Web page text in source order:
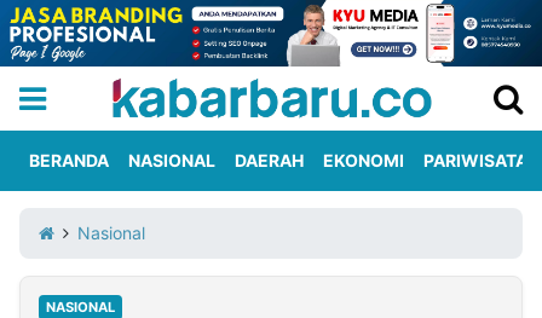
Iklan
Berita
Kami
BERANDA NASIONAL DAERAH EKONOMI PARIWISATA
Nasional
NASIONAL